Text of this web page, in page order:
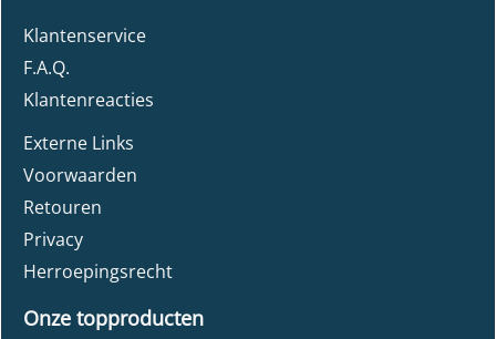
Klantenservice
F.A.Q.
Klantenreacties
Externe Links
Voorwaarden
Retouren
Privacy
Herroepingsrecht
Onze topproducten